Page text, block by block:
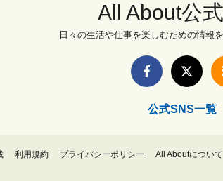
All About公
日々の生活や仕事を楽しむための情報
公式SNS一覧
利用規約 プライバシーポリシー All Aboutについて